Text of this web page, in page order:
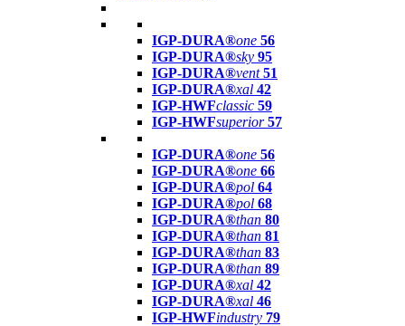
IGP-DURA®one 56
IGP-DURA®sky 95
IGP-DURA®vent 51
IGP-DURA®xal 42
IGP-HWFclassic 59
IGP-HWFsuperior 57
IGP-DURA®one 56
IGP-DURA®one 66
IGP-DURA®pol 64
IGP-DURA®pol 68
IGP-DURA®than 80
IGP-DURA®than 81
IGP-DURA®than 83
IGP-DURA®than 89
IGP-DURA®xal 42
IGP-DURA®xal 46
IGP-HWFindustry 79